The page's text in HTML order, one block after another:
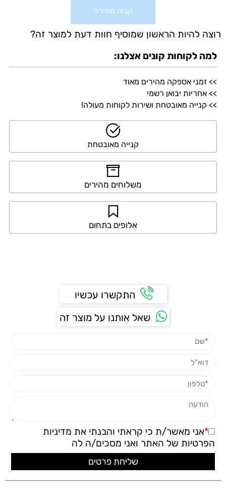
קניה מהירה
רוצה להיות הראשון שמוסיף חוות דעת למוצר זה?
למה לקוחות קונים אצלנו:
>> זמני אספקה מהירים מאוד
>> אחריות יבואן רשמי
>> קנייה מאובטחת ושירות לקוחות מעולה!
קנייה מאובטחת
משלוחים מהירים
אלופים בתחום
התקשרו עכשיו
שאל אותנו על מוצר זה
*אני מאשר/ת כי קראתי והבנתי את מדיניות
הפרטיות של האתר ואני מסכים/ה לה